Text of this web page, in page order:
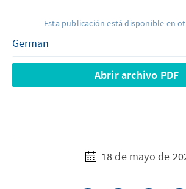
Esta publicación está disponible en
Abrir archivo PDF
18 de mayo de